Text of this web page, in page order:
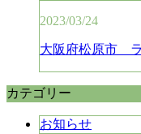
2023/03/24
大阪府松原市
カテゴリー
お知らせ